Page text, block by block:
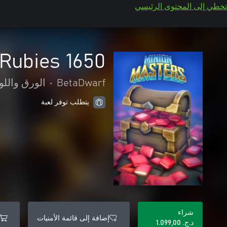
تخطي إلى المحتوى الرئيسي
1650 Rubies
BetaDwarf
• الورق
يتطلب توفر لعبة
شراء
د.ج.‏ 1.099,00
إضافة إلى قائمة الأمنيات